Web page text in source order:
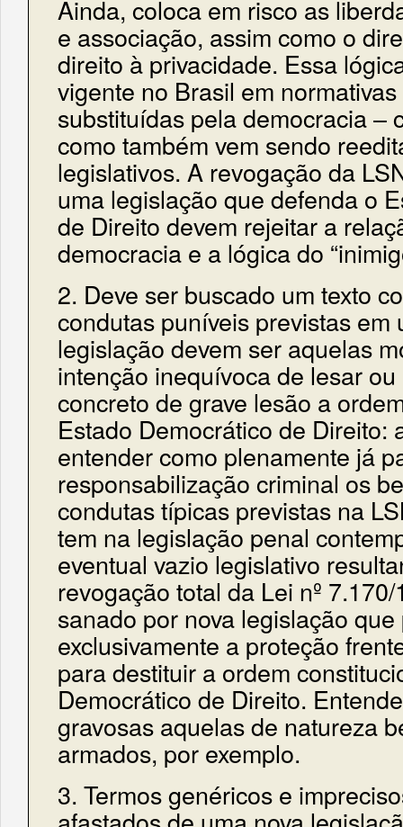
Ainda, coloca em risco as
e associação, assim como o
direito à privacidade. Essa
vigente no Brasil em
substituídas pela democracia –
como também vem sendo
legislativos. A revogação da
uma legislação que defenda o
de Direito devem rejeitar a
democracia e a lógica do
2. Deve ser buscado um texto
condutas puníveis previstas em
legislação devem ser aquelas
intenção inequívoca de lesar
concreto de grave lesão a
Estado Democrático de Direito:
entender como plenamente já
responsabilização criminal os
condutas típicas previstas na
tem na legislação penal
eventual vazio legislativo
revogação total da Lei nº
sanado por nova legislação
exclusivamente a proteção
para destituir a ordem
Democrático de Direito.
gravosas aquelas de natureza
armados, por exemplo.
3. Termos genéricos e